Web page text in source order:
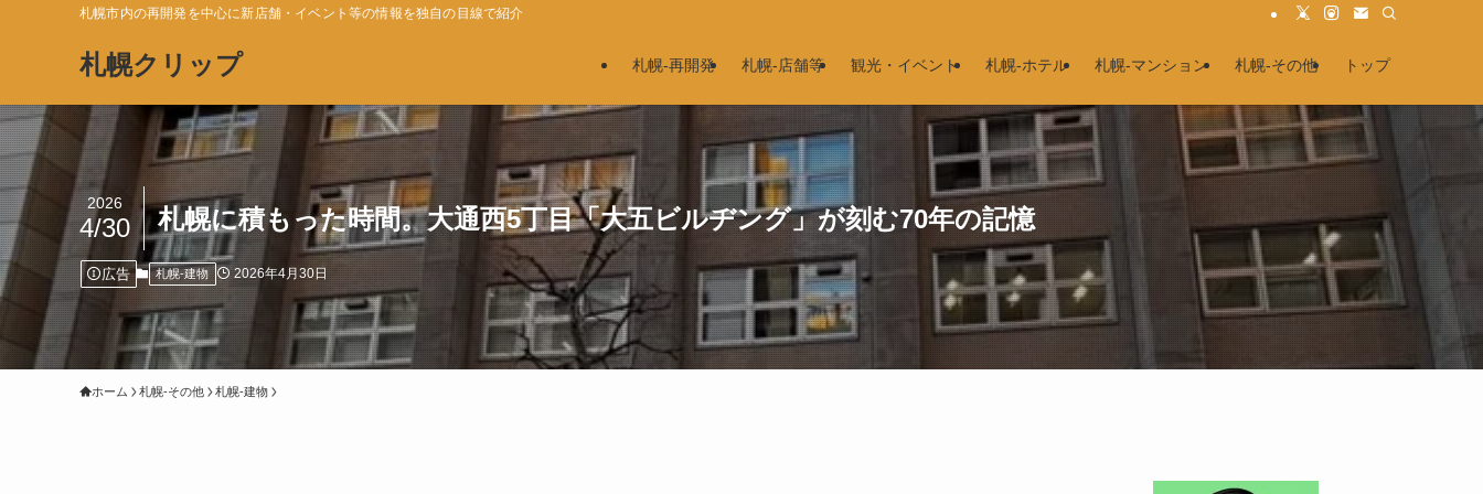
札幌市内の再開発を中心に新店舗・イベント等の情報を独自の目線で紹介
札幌クリップ 札幌-再開発 札幌-店舗等 観光・イベント 札幌-ホテル 札幌-マンション 札幌-その他 トップ
札幌に積もった時間。大通西5丁目「大五ビルヂング」が刻む70年の記憶
2026
4/30
広告 札幌-建物 2026年4月30日
ホーム 札幌-その他 札幌-建物